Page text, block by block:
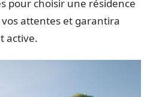
pour choisir une résidence
attentes et garantira
active.